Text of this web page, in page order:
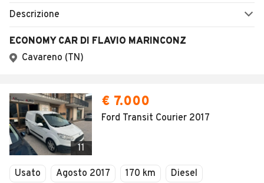
Descrizione
ECONOMY CAR DI FLAVIO MARINCONZ
Cavareno (TN)
11
€ 7.000
Ford Transit Courier 2017
Usato Agosto 2017 170 km
Diesel